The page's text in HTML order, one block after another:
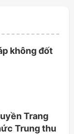
không đốt
Trang
Trung thu